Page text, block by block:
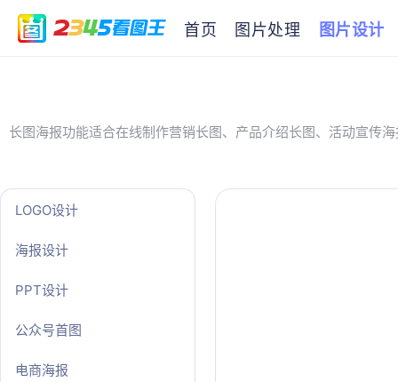
首页 图片处理 图片设计
长图海报功能适合在线制作营销长图、产品介绍长图、活动宣传
LOGO设计
海报设计
PPT设计
公众号首图
电商海报